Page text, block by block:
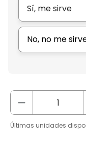
Sí, me sirve
No, no me
Últimas unidades